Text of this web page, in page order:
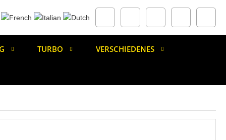
TURBO VERSCHIEDENES